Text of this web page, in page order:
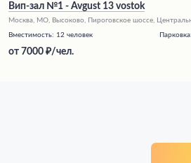
Вип-зал №1 - Avgust 13 vostok
Москва, МО, Высоково, Пироговское шоссе,
Вместимость: 12 человек Парковка:
от 7000 /чел.